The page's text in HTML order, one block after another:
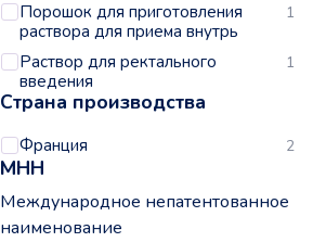
Порошок для приготовления
раствора для приема внутрь
1
Раствор для ректального
введения
1
Страна производства
Франция 2
МНН
Международное непатентованное
наименование